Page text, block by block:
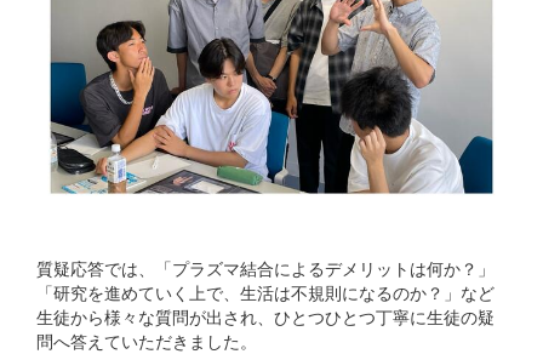
質疑応答では、「プラズマ結合によるデメリットは何か？」
「研究を進めていく上で、生活は不規則になるのか？」など
生徒から様々な質問が出され、ひとつひとつ丁寧に生徒の疑
問へ答えていただきました。